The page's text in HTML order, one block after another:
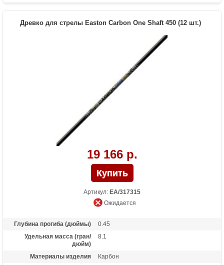
Древко для стрелы Easton Carbon One Shaft 450 (12 шт.)
19 166 р.
Артикул: EA/317315
Ожидается
Глубина прогиба (дюймы)
0.45
Удельная масса (гран/
дюйм)
8.1
Материалы изделия
Карбон